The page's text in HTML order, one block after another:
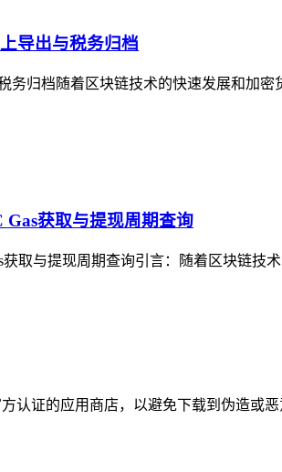
导出与税务归档
务归档随着区块链技术的快速发展和加
获取与提现周期查询
取与提现周期查询引言：随着区块链
认证的应用商店，以避免下载到伪造或